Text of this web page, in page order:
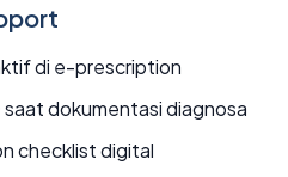
di e-prescription
dokumentasi diagnosa
checklist digital